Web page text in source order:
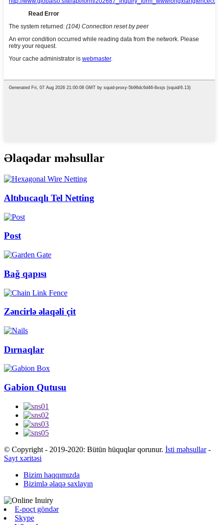
Əlaqədar məhsullar
Altıbucaqlı Tel Netting
Post
Bağ qapısı
Zəncirlə əlaqəli çit
Dırnaqlar
Gabion Qutusu
© Copyright - 2019-2020: Bütün hüquqlar qorunur. İsti məhsullar-
Sayt xəritəsi
Bizim haqqımızda
Bizimlə əlaqə saxlayın
E-poçt göndər
Skype